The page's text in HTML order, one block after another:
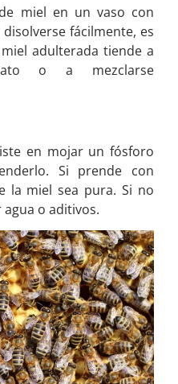
miel en un vaso con
fácilmente, es
adulterada tiende a
o a mezclarse
en mojar un fósforo
Si prende con
la miel sea pura. Si no
o aditivos.